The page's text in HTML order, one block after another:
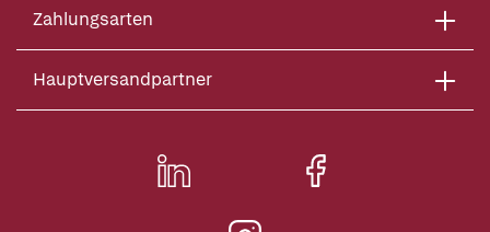
Zahlungsarten
Hauptversandpartner